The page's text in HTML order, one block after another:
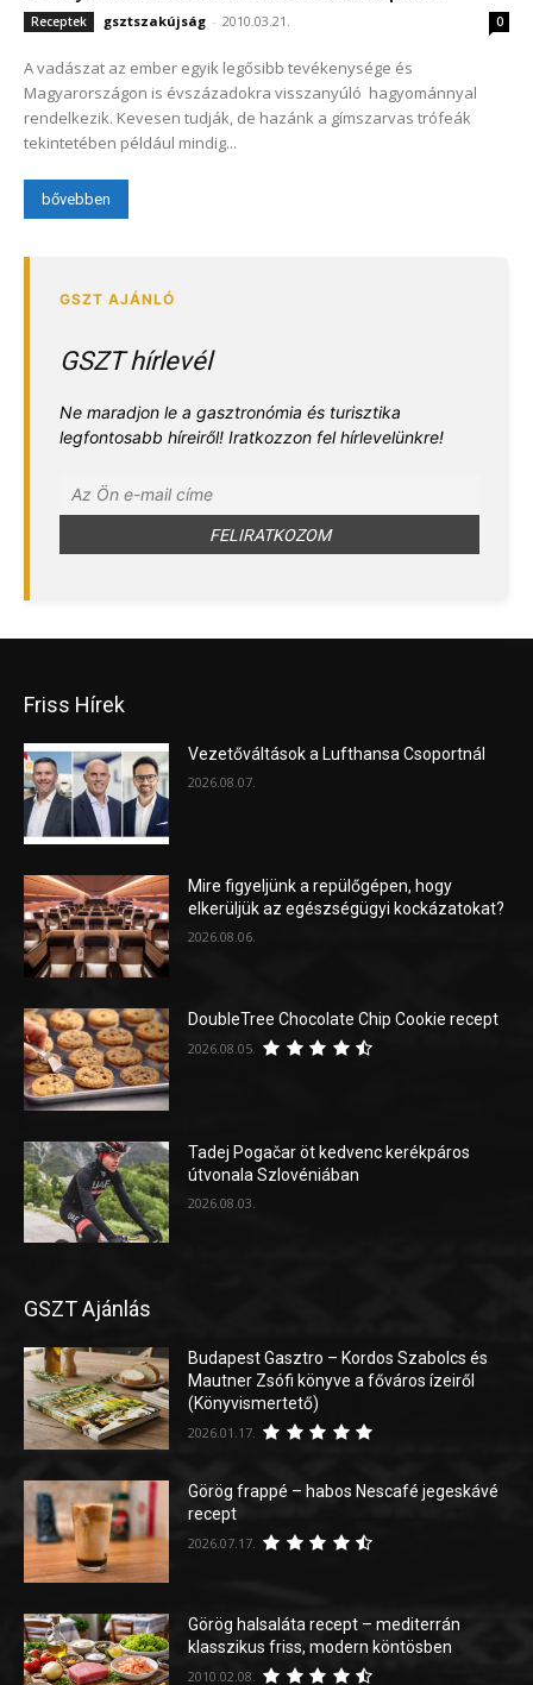
Receptek gsztszakújság - 2010.03.21. 0
A vadászat az ember egyik legősibb tevékenysége és
Magyarországon is évszázadokra visszanyúló hagyománnyal
rendelkezik. Kevesen tudják, de hazánk a gímszarvas trófeák
tekintetében például mindig...
bővebben
GSZT hírlevél
Ne maradjon le a gasztronómia és turisztika
legfontosabb híreiről! Iratkozzon fel hírlevelünkre!
Friss Hírek
Vezetőváltások a Lufthansa Csoportnál
2026.08.07.
Mire figyeljünk a repülőgépen, hogy
elkerüljük az egészségügyi kockázatokat?
2026.08.06.
DoubleTree Chocolate Chip Cookie recept
2026.08.05.
Tadej Pogačar öt kedvenc kerékpáros
útvonala Szlovéniában
2026.08.03.
GSZT Ajánlás
Budapest Gasztro – Kordos Szabolcs és
Mautner Zsófi könyve a főváros ízeiről
(Könyvismertető)
2026.01.17.
Görög frappé – habos Nescafé jegeskávé
recept
2026.07.17.
Görög halsaláta recept – mediterrán
klasszikus friss, modern köntösben
2010.02.08.